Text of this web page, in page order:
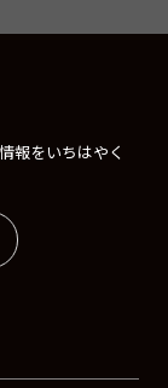
報をいちはやく